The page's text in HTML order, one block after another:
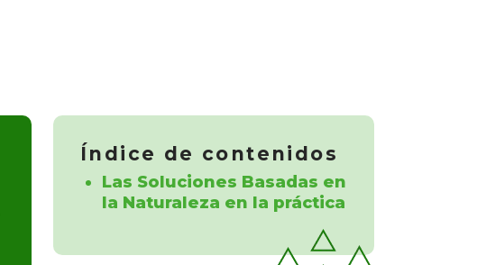
Índice de contenidos
Las Soluciones Basadas en
la Naturaleza en la práctica